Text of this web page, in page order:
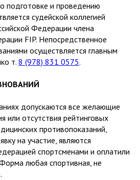
подготовке и проведению
судейской коллегией
Федерации члена
FIP. Непосредственное
осуществляется главным
т. 8 (978) 831 0575.
допускаются все желающие
или отсутствия рейтинговых
противопоказаний,
на участие, являются
спортсменами и оплатили
любая спортивная, не